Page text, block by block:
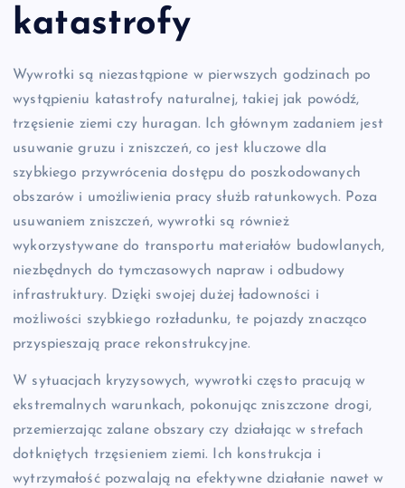
katastrofy
Wywrotki są niezastąpione w pierwszych godzinach po
wystąpieniu katastrofy naturalnej, takiej jak powódź,
trzęsienie ziemi czy huragan. Ich głównym zadaniem jest
usuwanie gruzu i zniszczeń, co jest kluczowe dla
szybkiego przywrócenia dostępu do poszkodowanych
obszarów i umożliwienia pracy służb ratunkowych. Poza
usuwaniem zniszczeń, wywrotki są również
wykorzystywane do transportu materiałów budowlanych,
niezbędnych do tymczasowych napraw i odbudowy
infrastruktury. Dzięki swojej dużej ładowności i
możliwości szybkiego rozładunku, te pojazdy znacząco
przyspieszają prace rekonstrukcyjne.
W sytuacjach kryzysowych, wywrotki często pracują w
ekstremalnych warunkach, pokonując zniszczone drogi,
przemierzając zalane obszary czy działając w strefach
dotkniętych trzęsieniem ziemi. Ich konstrukcja i
wytrzymałość pozwalają na efektywne działanie nawet w